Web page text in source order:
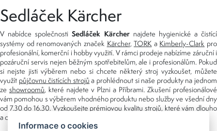
Sedláček Kärcher
V nabídce společnostiSedláček Kärchernajdete hygienické a čistící
systémy od renomovaných značek Kärcher,TORK a Kimberly-Clark pro
profesionální, komerční i hobby využití. V rámci prodeje nabízíme záruční i
pozáruční servis nejen běžným spotřebitelům, ale i profesionálům. Pokud
si nejste jisti výběrem nebo si chcete některý stroj vyzkoušet, můžete
využít půjčovnu čistících strojů a prohlédnout si naše produkty na jednom
ze showroomů, které najdete v Plzni a Příbrami. Zkušení profesionálové
vám pomohou s výběrem vhodného produktu nebo služby ve všední dny
od 7.30 do 16.30. Vyzkoušejte prémiovou kvalitu strojů, které vám dlouho
a dobře poslouží nejen doma, ale i v zaměstnání.
Informace o cookies